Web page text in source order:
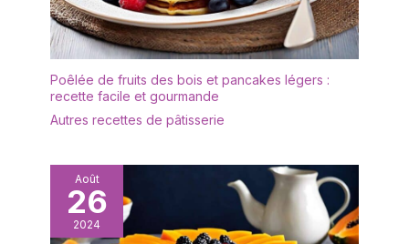
fabriquée en matériau
robuste et durable. Le
plateau rond offre
suffisamment d'espace
pour de délicieuses
pâtisseries et il peut
également être
transporter et empilable
dans un placard.
Polyvalent : le plateau à
gâteau est idéal pour
Poêlée de fruits des bois et pancakes légers :
recette facile et gourmande
Autres recettes de pâtisserie
Août
26
2024